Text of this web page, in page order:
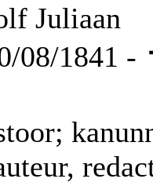
Juliaan
08/1841